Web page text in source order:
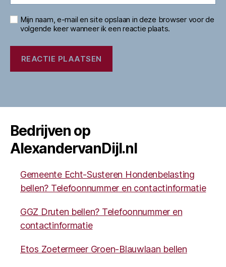
Mijn naam, e-mail en site opslaan in deze browser voor de
volgende keer wanneer ik een reactie plaats.
Bedrijven op
AlexandervanDijl.nl
Gemeente Echt-Susteren Hondenbelasting
bellen? Telefoonnummer en contactinformatie
GGZ Druten bellen? Telefoonnummer en
contactinformatie
Etos Zoetermeer Groen-Blauwlaan bellen